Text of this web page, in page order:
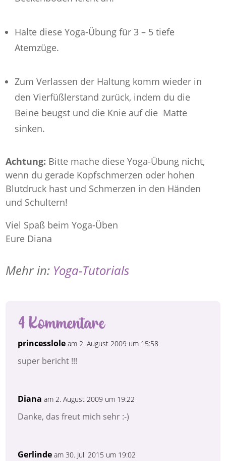
Halte diese Yoga-Übung für 3 – 5 tiefe
Atemzüge.
Zum Verlassen der Haltung komm wieder in
den Vierfüßlerstand zurück, indem du die
Beine beugst und die Knie auf die Matte
sinken.
Achtung: Bitte mache diese Yoga-Übung nicht,
wenn du gerade Kopfschmerzen oder hohen
Blutdruck hast und Schmerzen in den Händen
und Schultern!
Viel Spaß beim Yoga-Üben
Eure Diana
Mehr in: Yoga-Tutorials
4 Kommentare
princesslole am 2. August 2009 um 15:58
super bericht !!!
Diana am 2. August 2009 um 19:22
Danke, das freut mich sehr :-)
Gerlinde am 30. Juli 2015 um 19:02